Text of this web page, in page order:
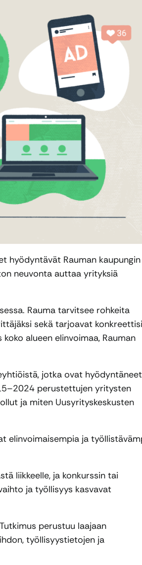
hyödyntävät Rauman kaupungin
neuvonta auttaa yrityksiä
Rauma tarvitsee rohkeita
sekä tarjoavat
alueen elinvoimaa, Rauman
jotka ovat hyödyntäneet
perustettujen yritysten
ja miten Uusyrityskeskusten
elinvoimaisempia ja
liikkeelle, ja konkurssin tai
ja työllisyys kasvavat
perustuu laajaan
työllisyystietojen ja